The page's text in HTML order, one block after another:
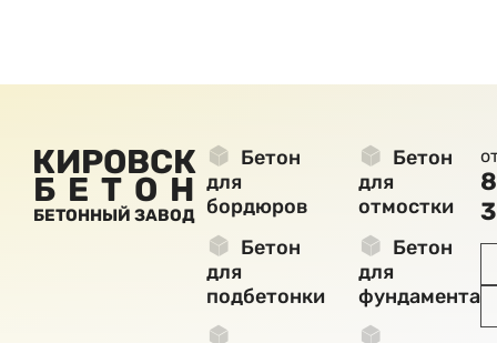
КИРОВСК
БЕТОН
БЕТОННЫЙ ЗАВОД
Бетон
для
бордюров
Бетон
для
отмостки
Бетон
для
подбетонки
Бетон
для
фундамента